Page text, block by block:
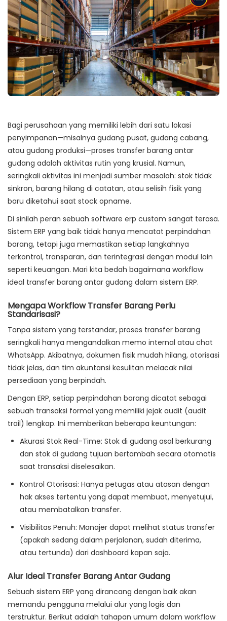
Bagi perusahaan yang memiliki lebih dari satu lokasi
penyimpanan—misalnya gudang pusat, gudang cabang,
atau gudang produksi—proses transfer barang antar
gudang adalah aktivitas rutin yang krusial. Namun,
seringkali aktivitas ini menjadi sumber masalah: stok tidak
sinkron, barang hilang di catatan, atau selisih fisik yang
baru diketahui saat stock opname.
Di sinilah peran sebuah software erp custom sangat terasa.
Sistem ERP yang baik tidak hanya mencatat perpindahan
barang, tetapi juga memastikan setiap langkahnya
terkontrol, transparan, dan terintegrasi dengan modul lain
seperti keuangan. Mari kita bedah bagaimana workflow
ideal transfer barang antar gudang dalam sistem ERP.
Mengapa Workflow Transfer Barang Perlu
Standarisasi?
Tanpa sistem yang terstandar, proses transfer barang
seringkali hanya mengandalkan memo internal atau chat
WhatsApp. Akibatnya, dokumen fisik mudah hilang, otorisasi
tidak jelas, dan tim akuntansi kesulitan melacak nilai
persediaan yang berpindah.
Dengan ERP, setiap perpindahan barang dicatat sebagai
sebuah transaksi formal yang memiliki jejak audit (audit
trail) lengkap. Ini memberikan beberapa keuntungan:
Akurasi Stok Real-Time: Stok di gudang asal berkurang
dan stok di gudang tujuan bertambah secara otomatis
saat transaksi diselesaikan.
Kontrol Otorisasi: Hanya petugas atau atasan dengan
hak akses tertentu yang dapat membuat, menyetujui,
atau membatalkan transfer.
Visibilitas Penuh: Manajer dapat melihat status transfer
(apakah sedang dalam perjalanan, sudah diterima,
atau tertunda) dari dashboard kapan saja.
Alur Ideal Transfer Barang Antar Gudang
Sebuah sistem ERP yang dirancang dengan baik akan
memandu pengguna melalui alur yang logis dan
terstruktur. Berikut adalah tahapan umum dalam workflow